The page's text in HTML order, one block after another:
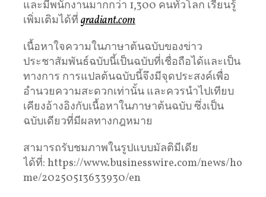
และมีพนักงานมากกว่า 1,300 คนทั่วโลก เรียนรู้
เพิ่มเติมได้ที่ gradiant.com
เนื้อหาใจความในภาษาต้นฉบับของข่าว
ประชาสัมพันธ์ฉบับนี้เป็นฉบับที่เชื่อถือได้และเป็น
ทางการ การแปลต้นฉบับนี้จึงมีจุดประสงค์เพื่อ
อำนวยความสะดวกเท่านั้น และควรนำไปเทียบ
เคียงอ้างอิงกับเนื้อหาในภาษาต้นฉบับ ซึ่งเป็น
ฉบับเดียวที่มีผลทางกฎหมาย
สามารถรับชมภาพในรูปแบบมัลติมีเดีย
ได้ที่: https://www.businesswire.com/news/ho
me/20250513633930/en